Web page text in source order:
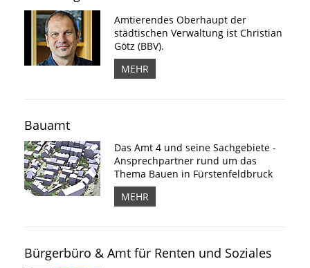
Amtierendes Oberhaupt der
städtischen Verwaltung ist Christian
Götz (BBV).
MEHR
Bauamt
Das Amt 4 und seine Sachgebiete -
Ansprechpartner rund um das
Thema Bauen in Fürstenfeldbruck
MEHR
Bürgerbüro & Amt für Renten und Soziales